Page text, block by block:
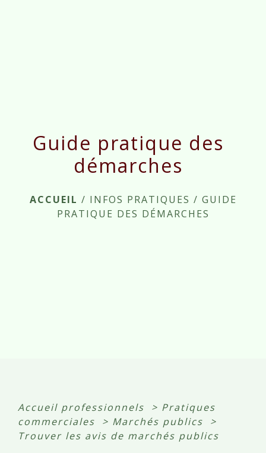
Guide pratique des
démarches
ACCUEIL / INFOS PRATIQUES / GUIDE
PRATIQUE DES DÉMARCHES
Accueil professionnels > Pratiques
commerciales
> Marchés publics
>
Trouver les avis de marchés publics